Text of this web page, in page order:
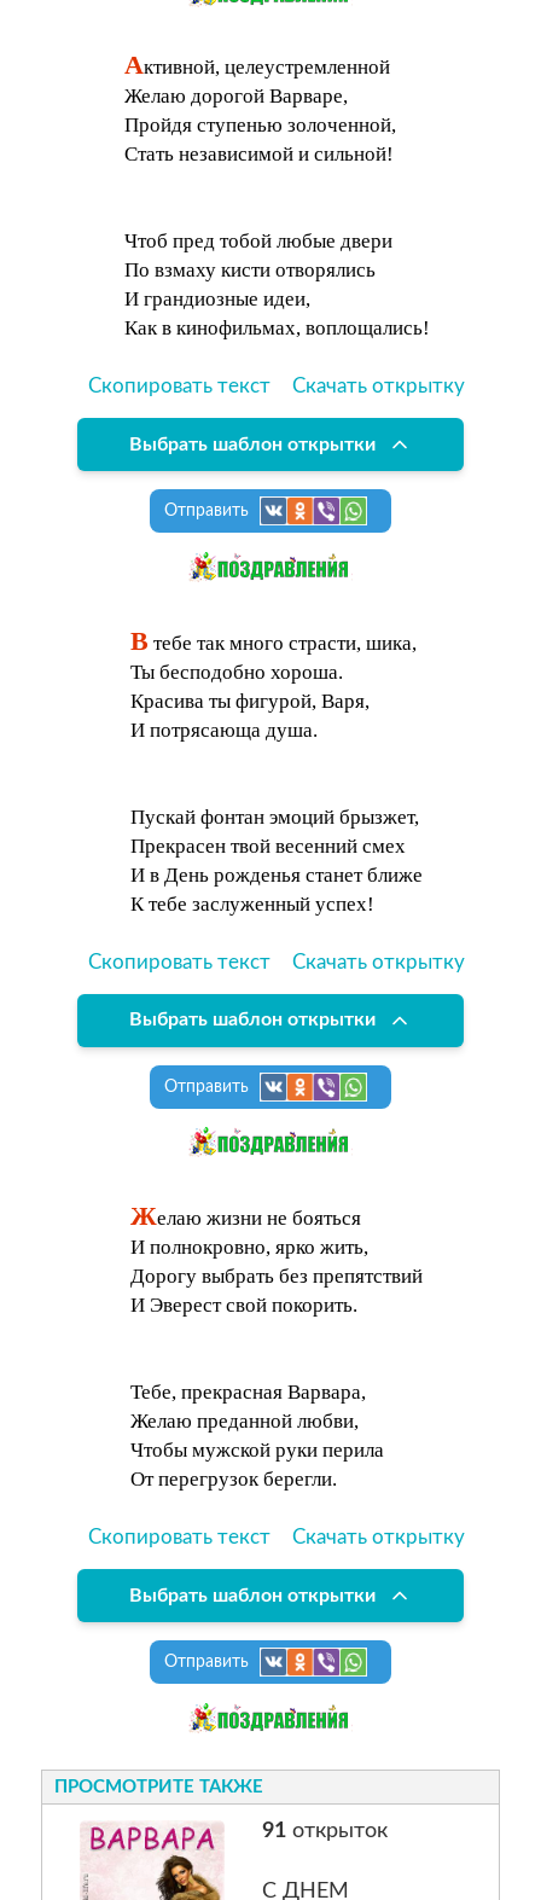
Активной, целеустремленной
Желаю дорогой Варваре,
Пройдя ступенью золоченной,
Стать независимой и сильной!
Чтоб пред тобой любые двери
По взмаху кисти отворялись
И грандиозные идеи,
Как в кинофильмах, воплощались!
Скопировать текст Скачать открытку
Выбрать шаблон открытки
Отправить
В тебе так много страсти, шика,
Ты бесподобно хороша.
Красива ты фигурой, Варя,
И потрясающа душа.
Пускай фонтан эмоций брызжет,
Прекрасен твой весенний смех
И в День рожденья станет ближе
К тебе заслуженный успех!
Скопировать текст Скачать открытку
Выбрать шаблон открытки
Отправить
Желаю жизни не бояться
И полнокровно, ярко жить,
Дорогу выбрать без препятствий
И Эверест свой покорить.
Тебе, прекрасная Варвара,
Желаю преданной любви,
Чтобы мужской руки перила
От перегрузок берегли.
Скопировать текст Скачать открытку
Выбрать шаблон открытки
Отправить
ПРОСМОТРИТЕ ТАКЖЕ
91открыток
С ДНЕМ